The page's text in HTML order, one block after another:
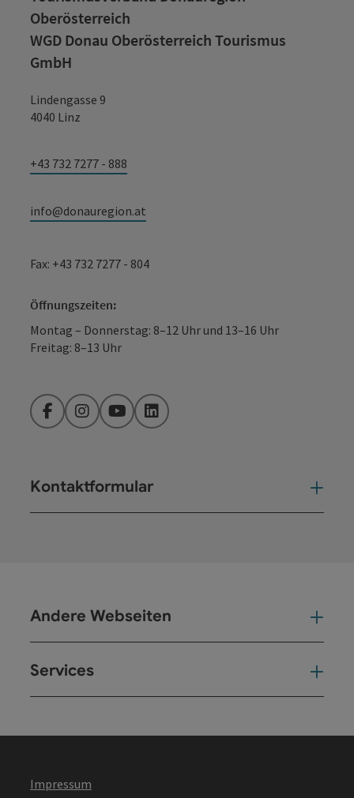
Oberösterreich
WGD Donau Oberösterreich Tourismus
GmbH
Lindengasse 9
4040 Linz
+43 732 7277 - 888
info@donauregion.at
Fax: +43 732 7277 - 804
Öffnungszeiten:
Montag – Donnerstag: 8–12 Uhr und 13–16 Uhr
Freitag: 8–13 Uhr
FacebookInstagramYouTubeLinkedIn
Kontaktformular
Andere Webseiten
Services
Impressum